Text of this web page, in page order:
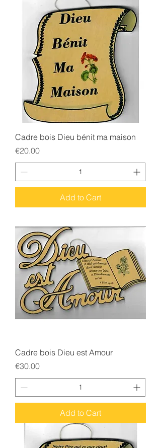
Cadre bois Dieu bénit ma maison
Price
€20.00
Add to Cart
Cadre bois Dieu est Amour
Price
€30.00
Add to Cart